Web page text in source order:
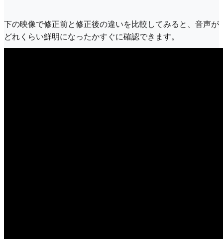
下の映像で修正前と修正後の違いを比較してみると、音声が
どれくらい鮮明になったかすぐに確認できます。